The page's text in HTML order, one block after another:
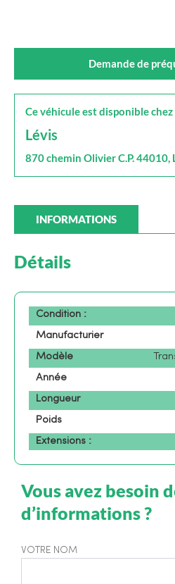
Demande de
Ce véhicule est disponible chez
Lévis
870 chemin Olivier C.P. 44010,
INFORMATIONS
Détails
Condition :
Manufacturier
Modèle
Année
Longueur
Poids
Extensions :
Vous avez besoin
d’informations ?
VOTRE NOM